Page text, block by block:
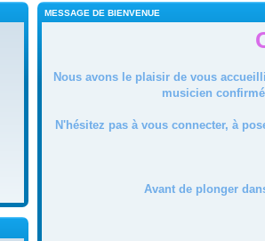
MESSAGE DE BIENVENUE
Nous avons le plaisir de vous
musicien
N'hésitez pas à vous connecter, à
Avant de plonger